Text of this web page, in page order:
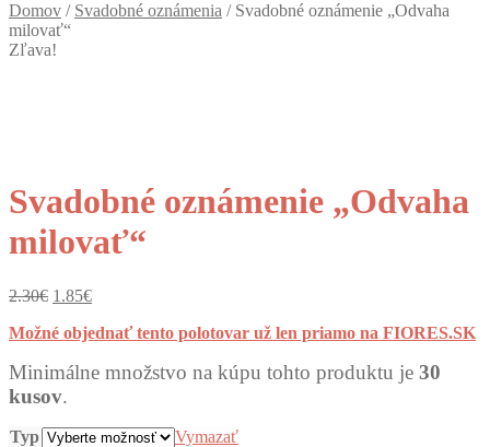
Domov / Svadobné oznámenia / Svadobné oznámenie „Odvaha
milovať“
Zľava!
Svadobné oznámenie „Odvaha
milovať“
2.30€ Pôvodná
bola:
1.85€Aktuálna
je:
Možné objednať tento polotovar už len priamo na FIORES.SK
Minimálne množstvo na kúpu tohto produktu je 30
kusov.
Typ
Vymazať